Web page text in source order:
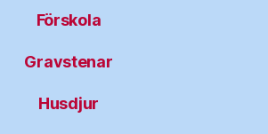
Förskola
Gravstenar
Husdjur